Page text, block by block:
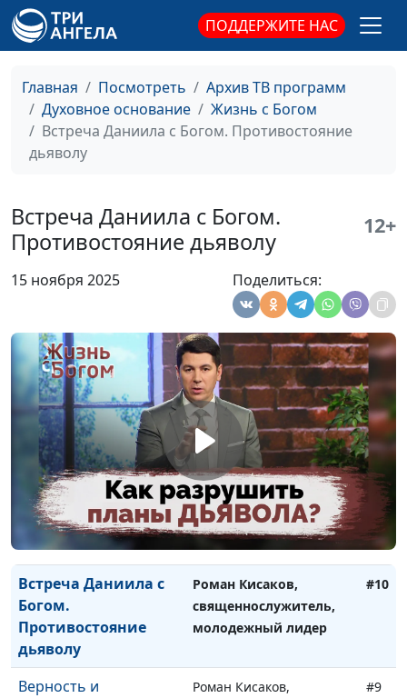
ПОДДЕРЖИТЕ НАС
Главная Посмотреть
Архив ТВ программ
Духовное основание
Жизнь с Богом
Встреча Даниила с Богом. Противостояние
дьяволу
Встреча Даниила с Богом.
Противостояние дьяволу
12+
15 ноября 2025 Поделиться:
Кто может нам
помешать строить
Роман Кисаков,
священнослужитель,
#17
Где Бог во время
кризиса
Роман Кисаков,
священнослужитель,
молодежный лидер
молодежный лидер
Если мы не
соответствуем
Роман Кисаков,
священнослужитель,
молодежный лидер
Даром ли мы верим в
Бога?
Роман Кисаков,
священнослужитель,
молодежный лидер
#13
Насколько важно
крещение?
Роман Кисаков,
священнослужитель,
молодежный лидер
#12
Божий народ в
последние дни
Роман Кисаков,
священнослужитель,
молодежный лидер
#11
Встреча Даниила с
Богом.
Противостояние
дьяволу
Роман Кисаков,
священнослужитель,
молодежный лидер
#10
Верность и
Роман Кисаков,
#9